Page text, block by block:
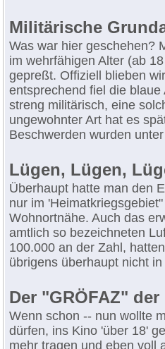
Militärische
Was war hier geschehen?
im wehrfähigen Alter (ab
gepreßt. Offiziell blieben
entsprechend fiel die
streng militärisch, eine
ungewohnter Art hat es
Beschwerden wurden
Lügen, Lügen,
Überhaupt hatte man den
nur im
Wohnortnähe. Auch das
amtlich so bezeichneten
100.000 an der Zahl,
übrigens überhaupt nicht
Der "GRÖFAZ"
Wenn schon -- nun wollte
dürfen, ins Kino 'über 18'
mehr tragen und eben voll